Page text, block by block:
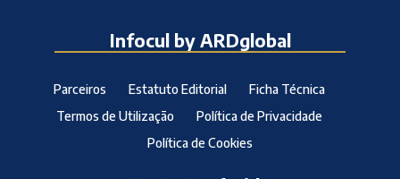
Infocul by ARDglobal
Parceiros Estatuto Editorial
Ficha Técnica
Termos de Utilização
Política de Privacidade
Política de Cookies